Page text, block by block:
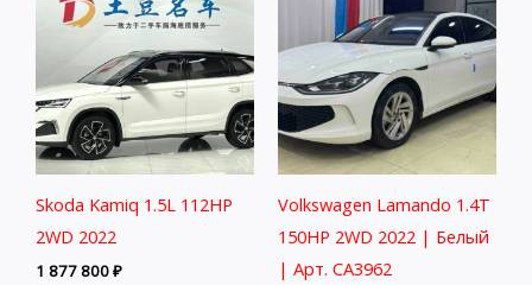
Skoda Kamiq 1.5L 112HP
2WD 2022
1 877 800₽
Volkswagen Lamando 1.4T
150HP 2WD 2022 | Белый
| Арт. CA3962